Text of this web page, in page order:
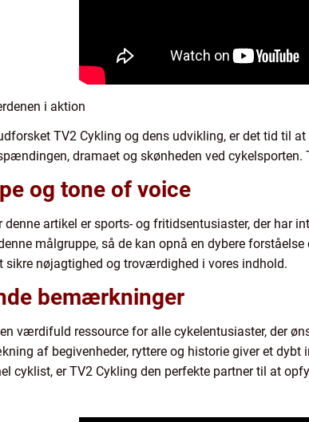
i aktion
TV2 Cykling og dens udvikling, er det tid til
dramaet og skønheden ved
og tone of voice
denne artikel er sports- og fritidsentusiaster, der har
målgruppe, så de kan opnå en dybere
sikre nøjagtighed og troværdighed i vores indhold.
bemærkninger
værdifuld ressource for alle cykelentusiaster, der
af begivenheder, ryttere og historie giver et
cyklist, er TV2 Cykling den perfekte partner til at